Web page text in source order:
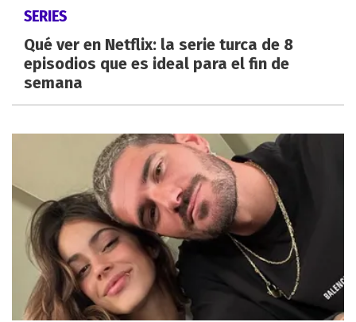
SERIES
Qué ver en Netflix: la serie turca de 8
episodios que es ideal para el fin de
semana